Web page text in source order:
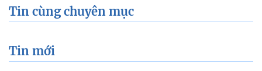
Tin cùng chuyên mục
Tin mới